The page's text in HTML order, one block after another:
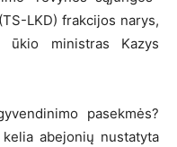
LKD) frakcijos narys,
ūkio ministras Kazys
pasekmės?
abejonių nustatyta